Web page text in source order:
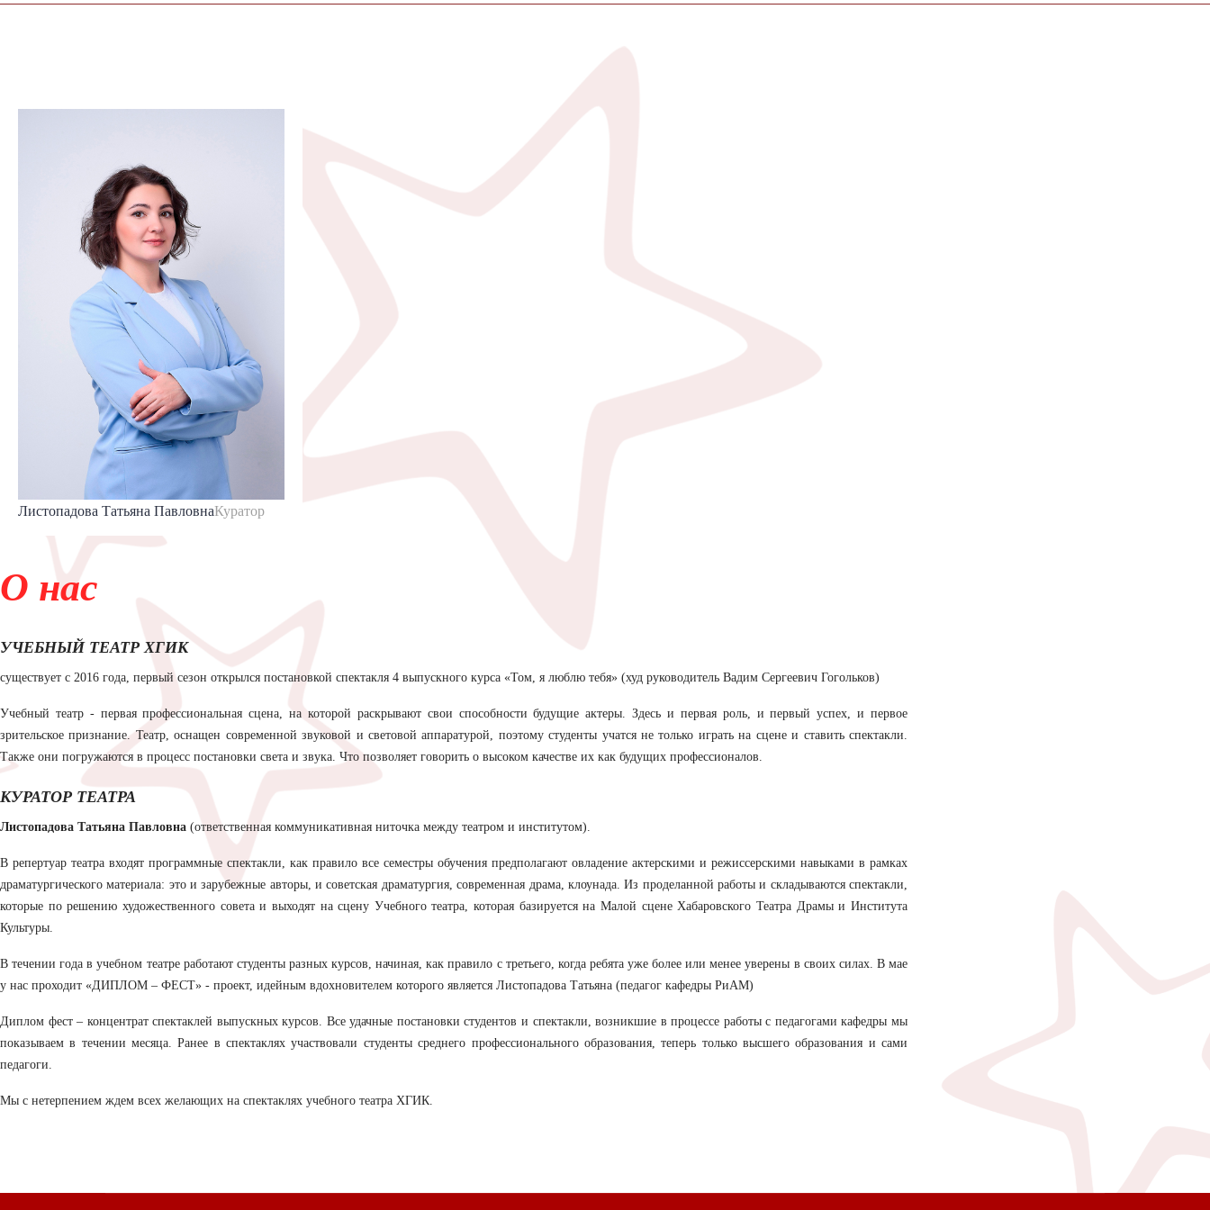
Листопадова Татьяна ПавловнаКуратор
О нас
УЧЕБНЫЙ ТЕАТР ХГИК
существует с 2016 года, первый сезон открылся постановкой спектакля 4 выпускного курса «Том, я люблю тебя» (худ руководитель Вадим Сергеевич Гогольков)
Учебный театр - первая профессиональная сцена, на которой раскрывают свои способности будущие актеры. Здесь и первая роль, и первый успех, и первое
зрительское признание. Театр, оснащен современной звуковой и световой аппаратурой, поэтому студенты учатся не только играть на сцене и ставить спектакли.
Также они погружаются в процесс постановки света и звука. Что позволяет говорить о высоком качестве их как будущих профессионалов.
КУРАТОР ТЕАТРА
Листопадова Татьяна Павловна (ответственная коммуникативная ниточка между театром и институтом).
В репертуар театра входят программные спектакли, как правило все семестры обучения предполагают овладение актерскими и режиссерскими навыками в рамках
драматургического материала: это и зарубежные авторы, и советская драматургия, современная драма, клоунада. Из проделанной работы и складываются спектакли,
которые по решению художественного совета и выходят на сцену Учебного театра, которая базируется на Малой сцене Хабаровского Театра Драмы и Института
Культуры.
В течении года в учебном театре работают студенты разных курсов, начиная, как правило с третьего, когда ребята уже более или менее уверены в своих силах. В мае
у нас проходит «ДИПЛОМ – ФЕСТ» - проект, идейным вдохновителем которого является Листопадова Татьяна (педагог кафедры РиАМ)
Диплом фест – концентрат спектаклей выпускных курсов. Все удачные постановки студентов и спектакли, возникшие в процессе работы с педагогами кафедры мы
показываем в течении месяца. Ранее в спектаклях участвовали студенты среднего профессионального образования, теперь только высшего образования и сами
педагоги.
Мы с нетерпением ждем всех желающих на спектаклях учебного театра ХГИК.